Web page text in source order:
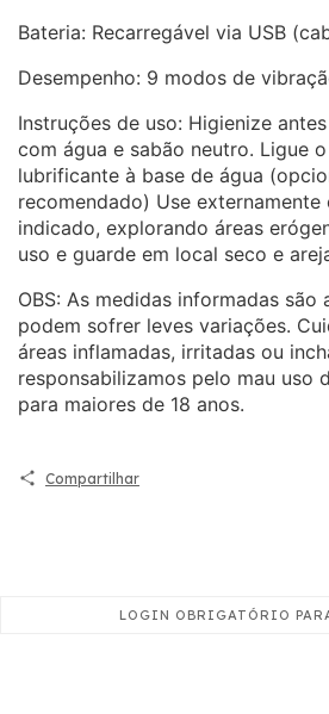
Bateria: Recarregável via USB
Desempenho: 9 modos de
Instruções de uso: Higienize
com água e sabão neutro. Ligue
lubrificante à base de água
recomendado) Use
indicado, explorando áreas
uso e guarde em local seco e
OBS: As medidas informadas são
podem sofrer leves variações.
áreas inflamadas, irritadas ou
responsabilizamos pelo mau uso
para maiores de 18 anos.
Compartilhar